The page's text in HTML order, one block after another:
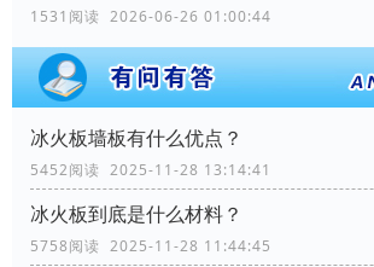
1531阅读 2026-06-26 01:00:44
冰火板墙板有什么优点？
5452阅读 2025-11-28 13:14:41
冰火板到底是什么材料？
5758阅读 2025-11-28 11:44:45